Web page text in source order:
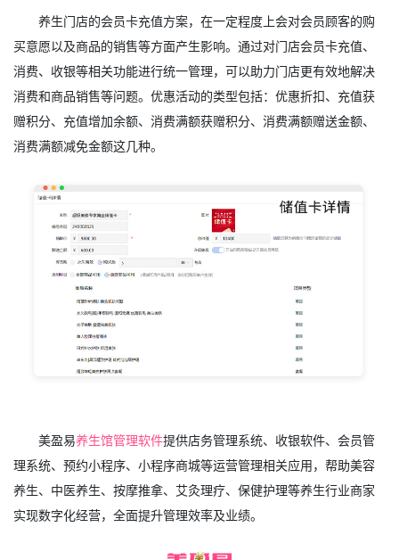
养生门店的会员卡充值方案，在一定程度上会对会员顾客的购
买意愿以及商品的销售等方面产生影响。通过对门店会员卡充值、
消费、收银等相关功能进行统一管理，可以助力门店更有效地解决
消费和商品销售等问题。优惠活动的类型包括：优惠折扣、充值获
赠积分、充值增加余额、消费满额获赠积分、消费满额赠送金额、
消费满额减免金额这几种。
美盈易养生馆管理软件提供店务管理系统、收银软件、会员管
理系统、预约小程序、小程序商城等运营管理相关应用，帮助美容
养生、中医养生、按摩推拿、艾灸理疗、保健护理等养生行业商家
实现数字化经营，全面提升管理效率及业绩。